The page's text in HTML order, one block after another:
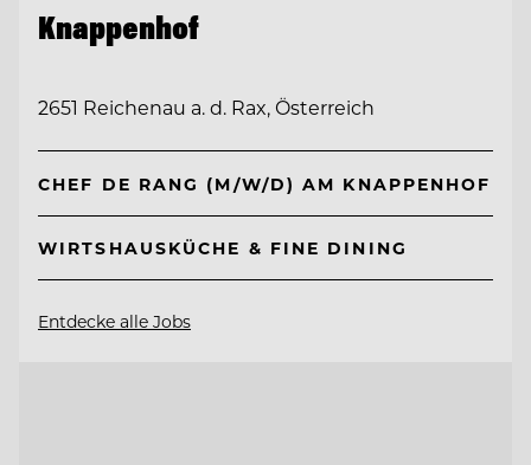
Knappenhof
2651 Reichenau a. d. Rax, Österreich
CHEF DE RANG (M/W/D) AM KNAPPENHOF
WIRTSHAUSKÜCHE & FINE DINING
Entdecke alle Jobs